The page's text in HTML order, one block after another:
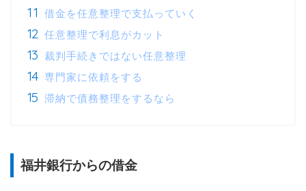
借金を任意整理で支払っていく
任意整理で利息がカット
裁判手続きではない任意整理
専門家に依頼をする
滞納で債務整理をするなら
福井銀行からの借金